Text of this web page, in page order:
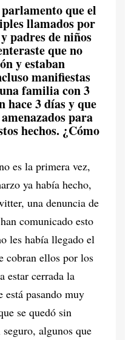
que el
llamados por
padres de niños
que no
y estaban
manifiestas
familia con 3
hace 3 días y que
para
hechos. ¿Cómo
es la primera vez,
ya había hecho,
una denuncia de
comunicado esto
les había llegado el
cobran ellos por los
estar cerrada la
está pasando muy
se quedó sin
algunos que